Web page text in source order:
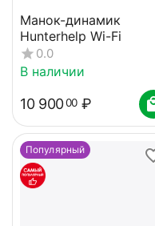
Манок-динамик
Hunterhelp Wi-Fi
0.0
В наличии
10 90000 ₽
Популярный